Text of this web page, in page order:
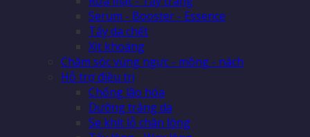
Serum - Booster - Essence
Tẩy da chết
Xịt khoáng
Chăm sóc vùng ngực - mông - nách
Hỗ trợ điều trị
Chống lão hóa
Dưỡng trắng da
Se khít lỗ chân lông